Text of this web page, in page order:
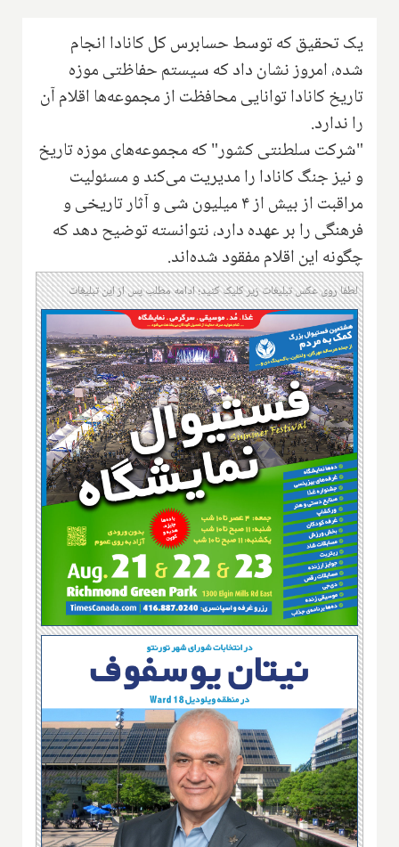
یک تحقیق که توسط حسابرس کل کانادا انجام
شده، امروز نشان داد که سیستم حفاظتی موزه
تاریخ کانادا توانایی محافظت از مجموعه‌ها اقلام آن
را ندارد.
"شرکت سلطنتی کشور" که مجموعه‌های موزه تاریخ
و نیز جنگ کانادا را مدیریت می‌کند و مسئولیت
مراقبت از بیش از ۴ میلیون شی و آثار تاریخی و
فرهنگی را بر عهده دارد، نتوانسته توضیح دهد که
چگونه این اقلام مفقود شده‌اند.
لطفا روی عکس تبلیغات زیر کلیک کنید؛ ادامه مطلب پس از این تبلیغات